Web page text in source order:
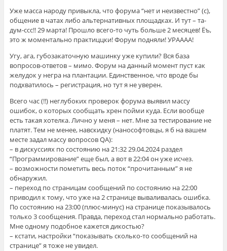
Уже масса народу привыкла, что форума “нет и неизвестно” (с),
общение в чатах либо альтернативных площадках. И тут – та-
дум-ссс!! 29 марта! Прошло всего-то чуть больше 2 месяцев! Ёъ,
это ж моментально практиццки! Форум подняли! УРАААА!
Угу, ага, губозакаточную машинку уже купили? Вся база
вопросов-ответов – мимо. Форум на данный момент пуст как
желудок у негра на плантации. Единственное, что вроде бы
подхватилось – регистрация, но тут я не уверен.
Всего час (!!) неглубоких проверок форума выявил массу
ошибок, о которых сообщать хрен пойми куда. Если вообще
есть такая хотелка. Лично у меня – нет. Мне за тестирование не
платят. Тем не менее, навскидку (нанософтовцы, я б на вашем
месте задал массу вопросов QA):
– в дискуссиях по состоянию на 21:32 29.04.2024 раздел
“Программирование” еще был, а вот в 22:04 он уже исчез.
– возможности пометить весь поток “прочитанным” я не
обнаружил.
– переход по страницам сообщений по состоянию на 22:00
приводил к тому, что уже на 2 странице вываливалась ошибка.
По состоянию на 23:00 (плюс-минус) на странице показывалось
только 3 сообщения. Правда, переход стал нормально работать.
Мне одному подобное кажется дикостью?
– кстати, настройки “показывать сколько-то сообщений на
странице” я тоже не увидел.